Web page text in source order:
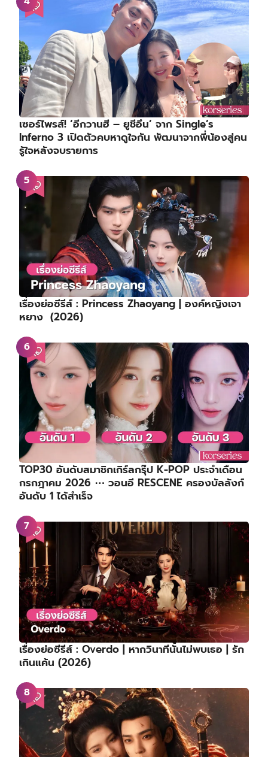
เซอร์ไพรส์! ‘อีกวานฮี – ยูชีอึน’ จาก Single’s
Inferno 3 เปิดตัวคบหาดูใจกัน พัฒนาจากพี่น้องสู่คน
รู้ใจหลังจบรายการ
เรื่องย่อซีรีส์ : Princess Zhaoyang | องค์หญิงเจา
หยาง (2026)
TOP30 อันดับสมาชิกเกิร์ลกรุ๊ป K-POP ประจำเดือน
กรกฎาคม 2026 ⋯ วอนอี RESCENE ครองบัลลังก์
อันดับ 1 ได้สำเร็จ
เรื่องย่อซีรีส์ : Overdo | หากวินาทีนั้นไม่พบเธอ | รัก
เกินแค้น (2026)